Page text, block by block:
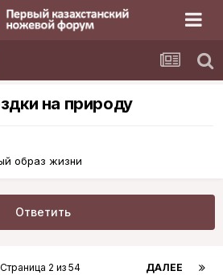
на природу
образ жизни
Ответить
ДАЛЕЕ
Страница 2 из 54